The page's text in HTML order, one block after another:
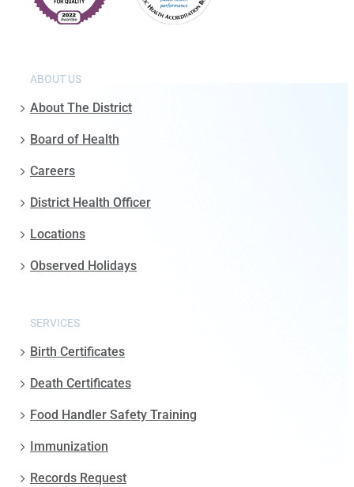
ABOUT US
About The District
Board of Health
Careers
District Health Officer
Locations
Observed Holidays
SERVICES
Birth Certificates
Death Certificates
Food Handler Safety Training
Immunization
Records Request